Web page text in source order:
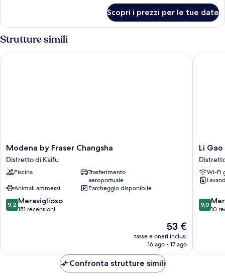
2
letti
matrimoniali,
vista
Premium,
2
letti
matrimoniali,
vista
Scopri i prezzi per le tue date
Strutture simili
Modena
by
Fraser
Changsha
di
Kaifu
Modena by Fraser Changsha
Distretto di Kaifu
Piscina
Trasferimento
aeroportuale
Animali ammessi
Parcheggio disponibile
9.2
su
9,2 Meraviglioso
151 recensioni
Il
prezzo
attuale
53 €
tasse e oneri inclusi
16 ago - 17 ago
Modena by Fraser Changsha
Li
Gao
Hotel
Furong
Li
Wi-Fi
9.0
su
9,0
10
Li Gao
Confronta strutture simili